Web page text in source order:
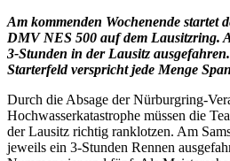
Am kommenden Wochenende startet
DMV NES 500 auf dem Lausitzring.
3-Stunden in der Lausitz
Starterfeld verspricht jede Menge
Durch die Absage der Nürburgring-
Hochwasserkatastrophe müssen die
der Lausitz richtig ranklotzen. Am
jeweils ein 3-Stunden Rennen